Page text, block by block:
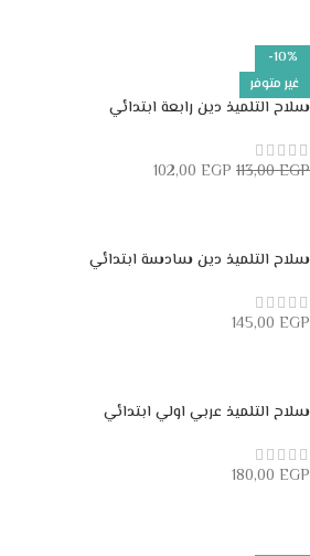
-10%
غير متوفر
سلاح التلميذ دين رابعة ابتدائي
113,00EGP
102,00 EGP
سلاح التلميذ دين سادسة ابتدائي
145,00 EGP
سلاح التلميذ عربي اولي ابتدائي
180,00 EGP